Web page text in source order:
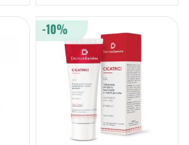
-10%